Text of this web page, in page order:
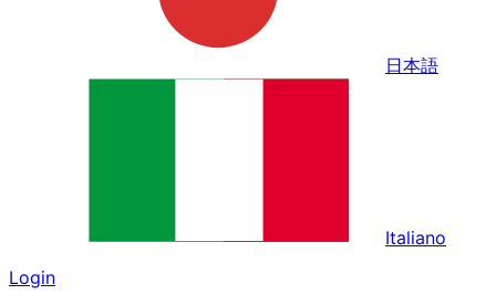
日本語
Italiano
Login